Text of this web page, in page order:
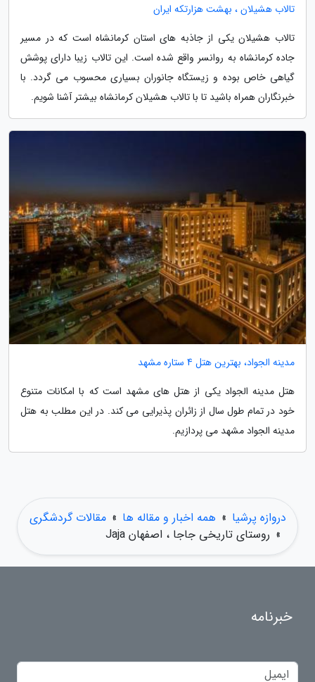
تالاب هشیلان ، بهشت هزارتکه ایران
تالاب هشیلان یکی از جاذبه های استان کرمانشاه است که در مسیر
جاده کرمانشاه به روانسر واقع شده است. این تالاب زیبا دارای پوشش
گیاهی خاص بوده و زیستگاه جانوران بسیاری محسوب می گردد. با
خبرنگاران همراه باشید تا با تالاب هشیلان کرمانشاه بیشتر آشنا شویم.
مدینه الجواد، بهترین هتل 4 ستاره مشهد
هتل مدینه الجواد یکی از هتل های مشهد است که با امکانات متنوع
خود در تمام طول سال از زائران پذیرایی می کند. در این مطلب به هتل
مدینه الجواد مشهد می پردازیم.
دروازه پرشیا » همه اخبار و مقاله ها » مقالات گردشگری
» روستای تاریخی جاجا ، اصفهان Jaja
خبرنامه